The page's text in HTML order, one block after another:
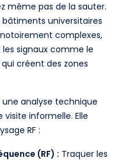
même pas de la sauter.
universitaires
complexes,
signaux comme le
créent des zones
analyse technique
informelle. Elle
RF :
(RF) : Traquer les